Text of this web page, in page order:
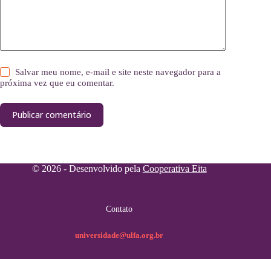
Salvar meu nome, e-mail e site neste navegador para a
próxima vez que eu comentar.
Publicar comentário
© 2026 - Desenvolvido pela Cooperativa Eita
Contato
universidade@ulfa.org.br